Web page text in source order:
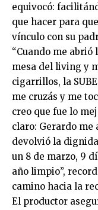
equivocó:
que hacer para
vínculo con su
“Cuando me abrió
mesa del living y
cigarrillos, la
me cruzás y me
creo que fue lo
claro: Gerardo me
devolvió la
un 8 de marzo, 9
año limpio”,
camino hacia la
El productor